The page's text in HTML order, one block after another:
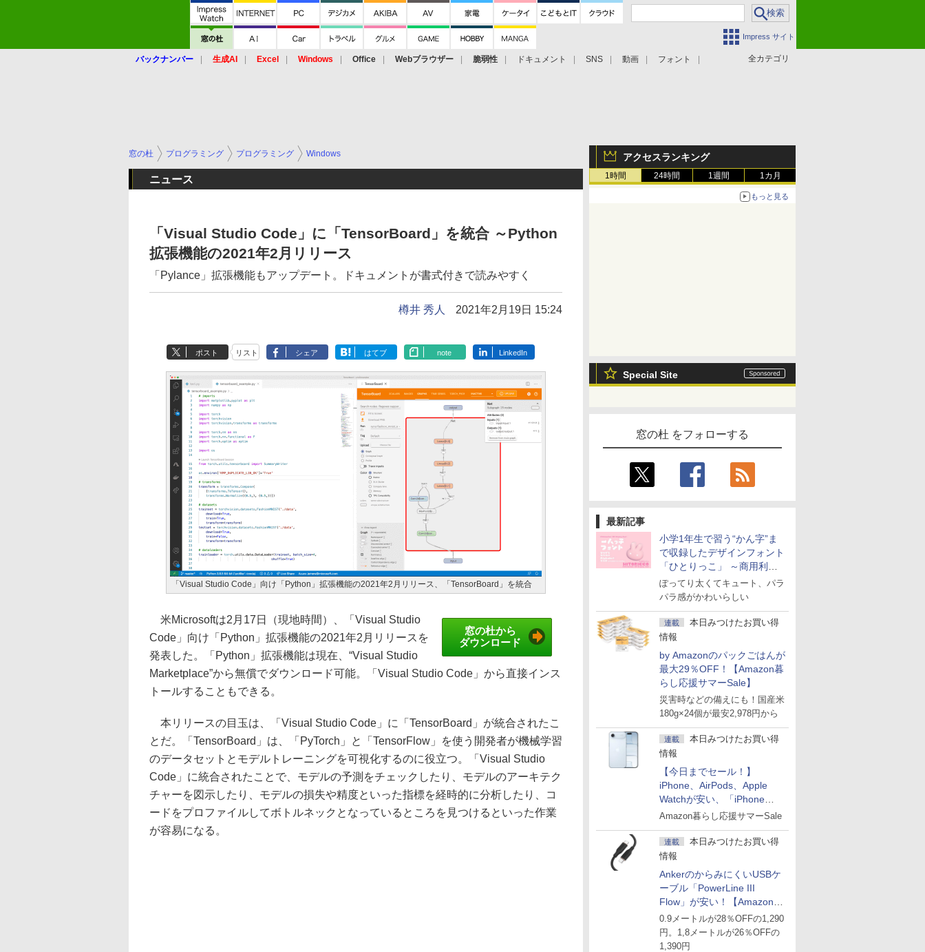
Impress サイト
全カテゴリ
バックナンバー 生成AI Excel Windows Office Webブラウザー 脆弱性 ドキュメント SNS 動画 フォント
アクセスランキング
1時間 24時間 1週間 1カ月
もっと見る
Special Site
窓の杜 をフォローする
最新記事
小学1年生で習う“かん字”ま
で収録したデザインフォント
「ひとりっこ」 ～商用利用
OK
ぽってり太くてキュート、パラ
パラ感がかわいらしい
連載
本日みつけたお買い得
情報
by Amazonのパックごはんが
最大29％OFF！【Amazon暮
らし応援サマーSale】
災害時などの備えにも！国産米
180g×24個が最安2,978円から
連載
本日みつけたお買い得
情報
【今日までセール！】
iPhone、AirPods、Apple
Watchが安い、「iPhone
Air」256GB版が139,800円な
Amazon暮らし応援サマーSale
連載
本日みつけたお買い得
情報
AnkerのからみにくいUSBケ
ーブル「PowerLine III
Flow」が安い！【Amazon暮
らし応援サマーSale】
0.9メートルが28％OFFの1,290
円。1,8メートルが26％OFFの
1,390円
窓の杜 プログラミング プログラミング Windows
ニュース
「Visual Studio Code」に「TensorBoard」を統合 ～Python
拡張機能の2021年2月リリース
「Pylance」拡張機能もアップデート。ドキュメントが書式付きで読みやすく
樽井 秀人 2021年2月19日 15:24
ポスト リスト シェア はてブ note LinkedIn
「Visual Studio Code」向け「Python」拡張機能の2021年2月リリース、「TensorBoard」を統合
窓の杜から
ダウンロード
米Microsoftは2月17日（現地時間）、「Visual Studio
Code」向け「Python」拡張機能の2021年2月リリースを
発表した。「Python」拡張機能は現在、“Visual Studio
Marketplace”から無償でダウンロード可能。「Visual Studio Code」から直接インス
トールすることもできる。
本リリースの目玉は、「Visual Studio Code」に「TensorBoard」が統合されたこ
とだ。「TensorBoard」は、「PyTorch」と「TensorFlow」を使う開発者が機械学習
のデータセットとモデルトレーニングを可視化するのに役立つ。「Visual Studio
Code」に統合されたことで、モデルの予測をチェックしたり、モデルのアーキテク
チャーを図示したり、モデルの損失や精度といった指標を経時的に分析したり、コ
ードをプロファイルしてボトルネックとなっているところを見つけるといった作業
が容易になる。